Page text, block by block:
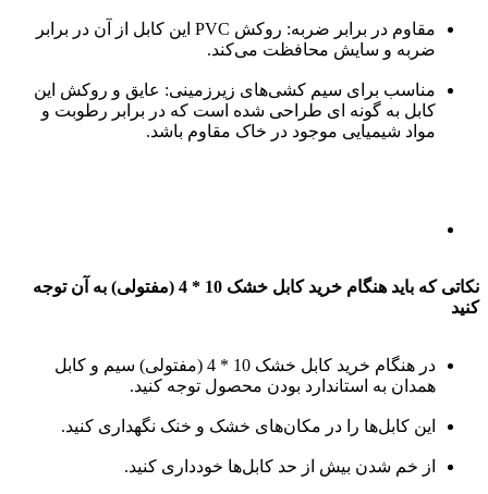
مقاوم در برابر ضربه: روکش PVC این کابل از آن در برابر
ضربه و سایش محافظت می‌کند.
مناسب برای سیم کشی‌های زیرزمینی: عایق و روکش این
کابل به گونه ای طراحی شده است که در برابر رطوبت و
مواد شیمیایی موجود در خاک مقاوم باشد.
نکاتی که باید هنگام خرید کابل خشک 10 * 4 (مفتولی) به آن توجه
کنید
در هنگام خرید کابل خشک 10 * 4 (مفتولی) سیم و کابل
همدان به استاندارد بودن محصول توجه کنید.
این کابل‌ها را در مکان‌های خشک و خنک نگهداری کنید.
از خم شدن بیش از حد کابل‌ها خودداری کنید.